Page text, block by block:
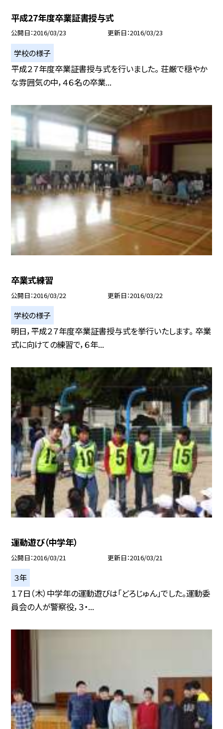
平成27年度卒業証書授与式
公開日 2016/03/23 更新日 2016/03/23
学校の様子
平成２７年度卒業証書授与式を行いました。 荘厳で穏やか
な雰囲気の中，４６名の卒業...
卒業式練習
公開日 2016/03/22 更新日 2016/03/22
学校の様子
明日，平成２７年度卒業証書授与式を挙行いたします。 卒業
式に向けての練習で，６年...
運動遊び（中学年）
公開日 2016/03/21 更新日 2016/03/21
３年
１７日（木）中学年の運動遊びは「どろじゅん」でした。運動委
員会の人が警察役，３・...